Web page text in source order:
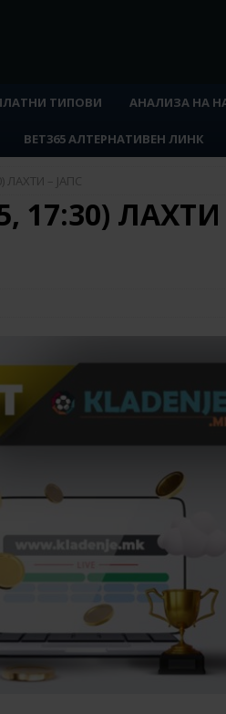
ТИПОВИ АНАЛИЗА НА
BET365 АЛТЕРНАТИВЕН ЛИНК
ЛАХТИ – ЈАПС
17:30) ЛАХТИ